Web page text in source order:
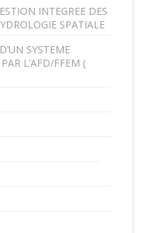
INTEGREE DES
SPATIALE
SYSTEME
L’AFD/FFEM (